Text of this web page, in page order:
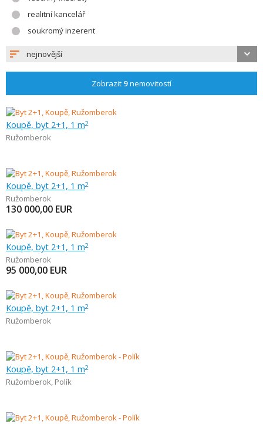
realitní kancelář
soukromý inzerent
nejnovější
Zobrazit 9nemovitostí
Koupě, byt 2+1, 1 m2
Ružomberok
Koupě, byt 2+1, 1 m2
Ružomberok
130 000,00 EUR
Koupě, byt 2+1, 1 m2
Ružomberok
95 000,00 EUR
Koupě, byt 2+1, 1 m2
Ružomberok
Koupě, byt 2+1, 1 m2
Ružomberok, Polík